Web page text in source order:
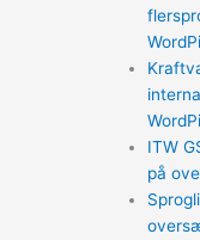
ITW
på